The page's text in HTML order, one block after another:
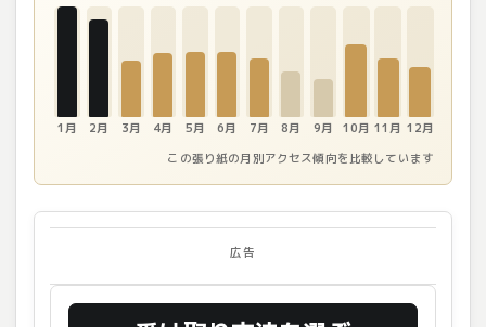
1月 2月 3月 4月 5月 6月 7月 8月 9月 10月 11月 12月
この張り紙の月別アクセス傾向を比較しています
広告